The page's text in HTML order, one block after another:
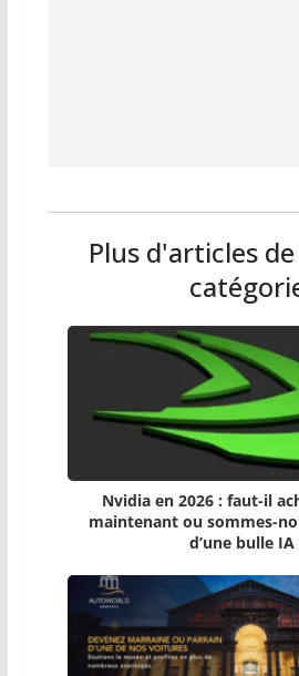
Plus d'articles
Nvidia en 2026 : faut-il
maintenant ou sommes-
d’une bulle IA